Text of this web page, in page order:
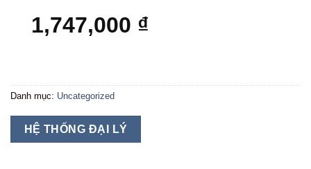
1,747,000 ₫
Danh mục: Uncategorized
HỆ THỐNG ĐẠI LÝ